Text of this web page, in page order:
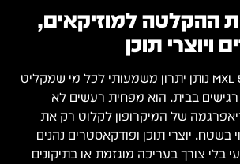
ההקלטה למוזיקאים,
ויוצרי תוכן
ה-MXL 57 Shockmount נותן יתרון משמעותי לכל מי שמקליט
רגישים בבית. הוא מפחית רעשים לא
של המיקרופון לקלוט רק את
בשטח. יוצרי תוכן ופודקאסטרים נהנים
בלי צורך בעריכה מוגזמת או בתיקונים